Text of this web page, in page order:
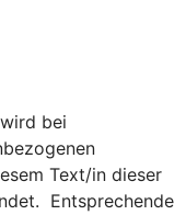
bei
Text/in dieser
Entsprechende